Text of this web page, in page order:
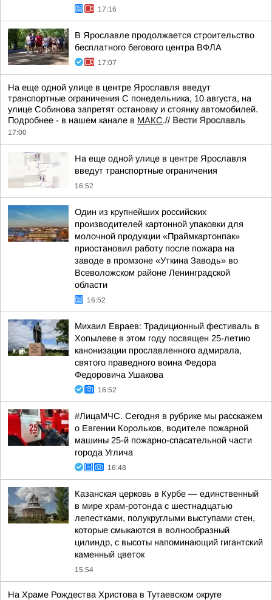
17:16
В Ярославле продолжается строительство
бесплатного бегового центра ВФЛА
17:07
На еще одной улице в центре Ярославля введут
транспортные ограничения С понедельника, 10 августа, на
улице Собинова запретят остановку и стоянку автомобилей.
Подробнее - в нашем канале в МАКС.// Вести Ярославль
17:00
На еще одной улице в центре Ярославля
введут транспортные ограничения
16:52
Один из крупнейших российских
производителей картонной упаковки для
молочной продукции «Праймкартонпак»
приостановил работу после пожара на
заводе в промзоне «Уткина Заводь» во
Всеволожском районе Ленинградской
области
16:52
Михаил Евраев: Традиционный фестиваль в
Хопылеве в этом году посвящен 25-летию
канонизации прославленного адмирала,
святого праведного воина Федора
Федоровича Ушакова
16:52
#ЛицаМЧС. Сегодня в рубрике мы расскажем
о Евгении Корольков, водителе пожарной
машины 25-й пожарно-спасательной части
города Углича
16:48
Казанская церковь в Курбе — единственный
в мире храм-ротонда с шестнадцатью
лепестками, полукруглыми выступами стен,
которые смыкаются в волнообразный
цилиндр, с высоты напоминающий гигантский
каменный цветок
15:54
На Храме Рождества Христова в Тутаевском округе